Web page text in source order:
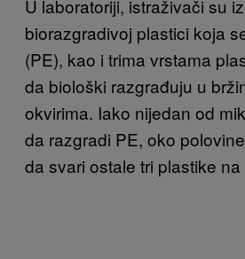
U laboratoriji, istraživači su
biorazgradivoj plastici koja
(PE), kao i trima vrstama
da biološki razgrađuju u
okvirima. Iako nijedan od
da razgradi PE, oko
da svari ostale tri plastike na